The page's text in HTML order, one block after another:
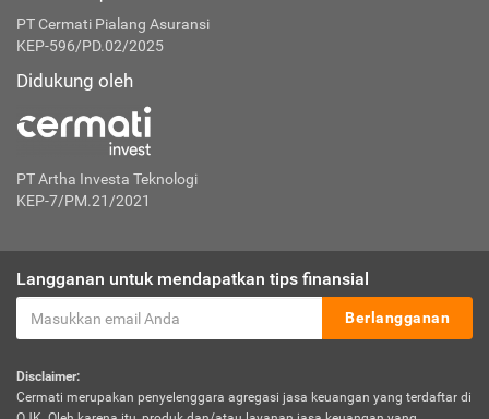
PT Cermati Pialang Asuransi
KEP-596/PD.02/2025
Didukung oleh
PT Artha Investa Teknologi
KEP-7/PM.21/2021
Langganan untuk mendapatkan tips finansial
Berlangganan
Disclaimer:
Cermati merupakan penyelenggara agregasi jasa keuangan yang terdaftar di